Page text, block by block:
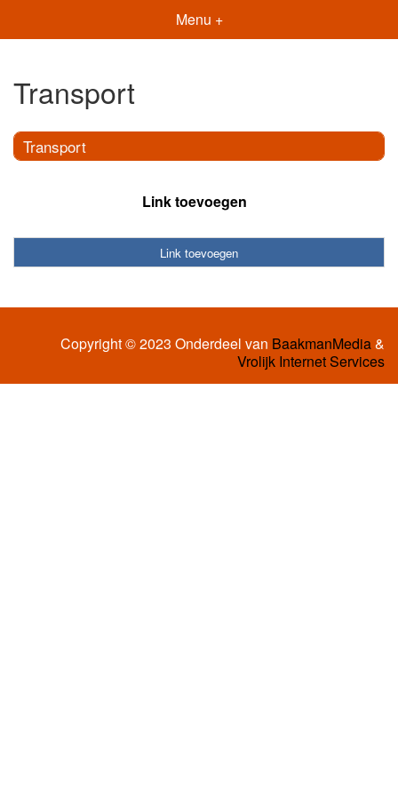
Menu +
Transport
Transport
Link toevoegen
Link toevoegen
Copyright © 2023 Onderdeel van BaakmanMedia&
Vrolijk Internet Services